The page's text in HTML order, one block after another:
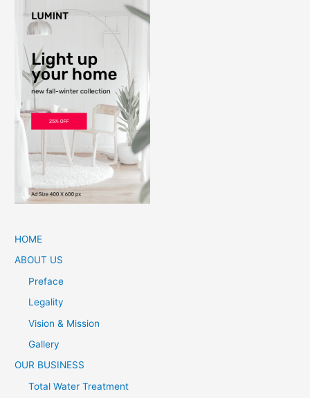
HOME
ABOUT US
Preface
Legality
Vision & Mission
Gallery
OUR BUSINESS
Total Water Treatment